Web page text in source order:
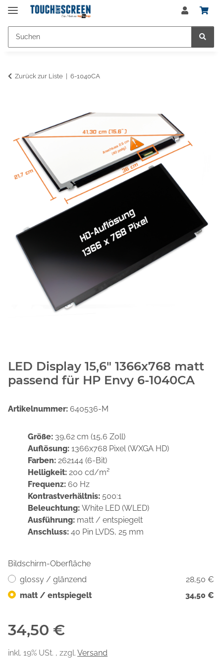
Zurück zur Liste 6-1040CA
LED Display 15,6" 1366x768 matt
passend für HP Envy 6-1040CA
Artikelnummer: 640536-M
Größe: 39,62 cm (15,6 Zoll)
Auflösung: 1366x768 Pixel (WXGA HD)
Farben: 262144 (6-Bit)
Helligkeit: 200 cd/m²
Frequenz: 60 Hz
Kontrastverhältnis: 500:1
Beleuchtung: White LED (WLED)
Ausführung: matt / entspiegelt
Anschluss: 40 Pin LVDS, 25 mm
Bildschirm-Oberfläche
glossy / glänzend
28,50 €
matt / entspiegelt
34,50 €
34,50 €
inkl. 19% USt. , zzgl. Versand